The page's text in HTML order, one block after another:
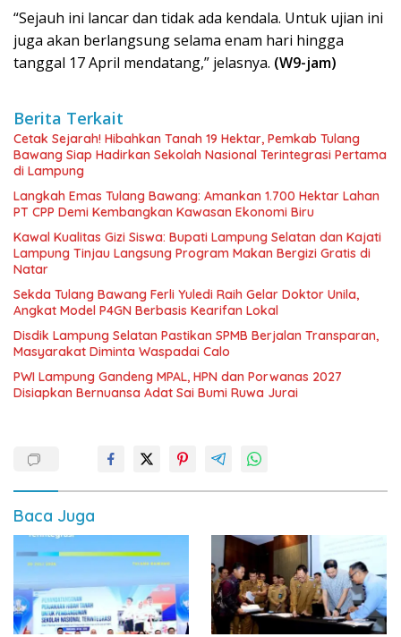
“Sejauh ini lancar dan tidak ada kendala. Untuk ujian ini
juga akan berlangsung selama enam hari hingga
tanggal 17 April mendatang,” jelasnya. (W9-jam)
Berita Terkait
Cetak Sejarah! Hibahkan Tanah 19 Hektar, Pemkab Tulang
Bawang Siap Hadirkan Sekolah Nasional Terintegrasi Pertama
di Lampung
Langkah Emas Tulang Bawang: Amankan 1.700 Hektar Lahan
PT CPP Demi Kembangkan Kawasan Ekonomi Biru
Kawal Kualitas Gizi Siswa: Bupati Lampung Selatan dan Kajati
Lampung Tinjau Langsung Program Makan Bergizi Gratis di
Natar
Sekda Tulang Bawang Ferli Yuledi Raih Gelar Doktor Unila,
Angkat Model P4GN Berbasis Kearifan Lokal
Disdik Lampung Selatan Pastikan SPMB Berjalan Transparan,
Masyarakat Diminta Waspadai Calo
PWI Lampung Gandeng MPAL, HPN dan Porwanas 2027
Disiapkan Bernuansa Adat Sai Bumi Ruwa Jurai
Baca Juga